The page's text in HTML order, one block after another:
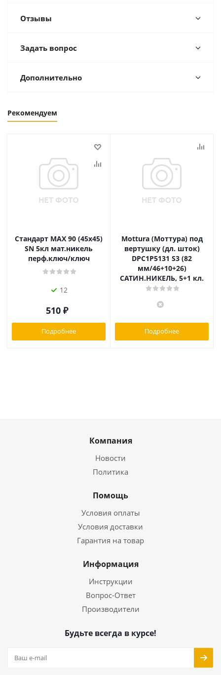
Отзывы
Задать вопрос
Дополнительно
Рекомендуем
Стандарт MAX 90 (45х45)
SN 5кл мат.никель
перф.ключ/ключ
12
510 ₽
Подробнее
Mottura (Моттура) под
вертушку (дл. шток)
DPC1P5131 S3 (82
мм/46+10+26)
САТИН.НИКЕЛЬ, 5+1 кл.
Подробнее
Компания
Новости
Политика
Помощь
Условия оплаты
Условия доставки
Гарантия на товар
Информация
Инструкции
Вопрос-Ответ
Производители
Будьте всегда в курсе!